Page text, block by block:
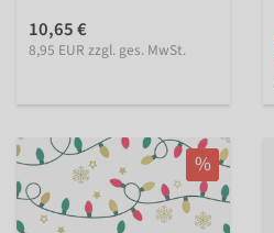
10,65 €
8,95 EUR zzgl. ges. MwSt.
%